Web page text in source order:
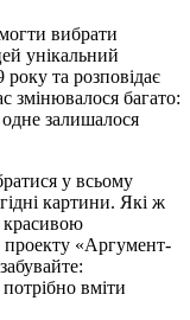
вибрати
унікальний
та розповідає
змінювалося багато:
одне залишалося
у всьому
картини. Які ж
красивою
проекту «Аргумент-
вміти